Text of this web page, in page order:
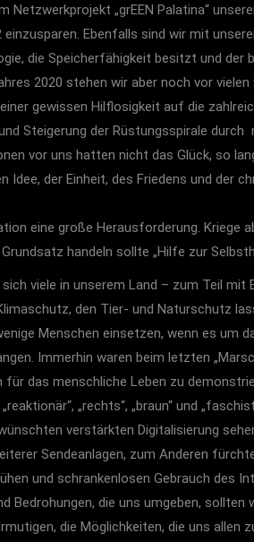
Netzwerkprojekt „grEEN Palatina“
einzusparen. Ebenfalls sind wir mit
die Speicherfähigkeit besitzt und der
2020 stehen wir aber noch vor
gewissen Hilflosigkeit auf die
Steigerung der Rüstungsspirale
vor uns hatten nicht das Glück, so
Idee, der Einheit, des Friedens und der
eine große Herausforderung. Kriege
handeln sollte „Hilfe zur
viele in unserem Land – zum Teil
den Tier- und Naturschutz
Menschen einsetzen, wenn es um
Immerhin waren beim letzten
für das menschliche Leben zu
„rechts“, „braun“ und
verstärkten Digitalisierung
Sendeanlagen, zum Anderen
und schrankenlosen Gebrauch des
Bedrohungen, die uns umgeben,
die Möglichkeiten, die uns allen